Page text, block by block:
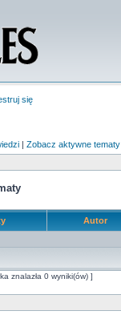
się
| Zobacz aktywne tematy
Autor
znalazła 0 wyniki(ów) ]